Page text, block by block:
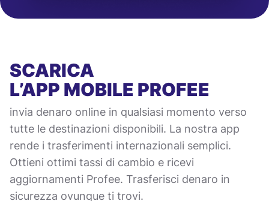
SCARICA
L’APP MOBILE PROFEE
invia denaro online in qualsiasi momento verso
tutte le destinazioni disponibili. La nostra app
rende i trasferimenti internazionali semplici.
Ottieni ottimi tassi di cambio e ricevi
aggiornamenti Profee. Trasferisci denaro in
sicurezza ovunque ti trovi.